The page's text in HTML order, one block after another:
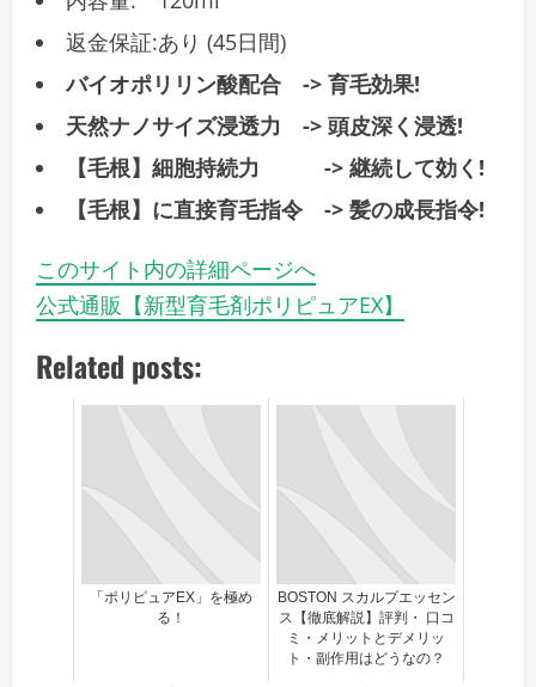
返金保証:あり (45日間)
バイオポリリン酸配合 -> 育毛効果!
天然ナノサイズ浸透力 -> 頭皮深く浸透!
【毛根】細胞持続力 -> 継続して効く!
【毛根】に直接育毛指令 -> 髪の成長指令!
このサイト内の詳細ページへ
公式通販【新型育毛剤ポリピュアEX】
Related posts:
「ポリピュアEX」を極め
る！
BOSTON スカルプエッセン
ス【徹底解説】評判・ 口コ
ミ・メリットとデメリッ
ト・副作用はどうなの？